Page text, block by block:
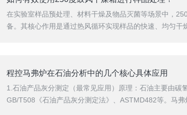
在实验室样品预处理、材料干燥及物品灭菌等场景中，
备。其核心作用是通过热风循环实现样品的快速、均匀干
程控马弗炉在石油分析中的几个核心具体应用
1.石油产品灰分测定（最常见应用）原理：石油主要由碳
GB/T508《石油产品灰分测定法》、ASTMD482等。马弗